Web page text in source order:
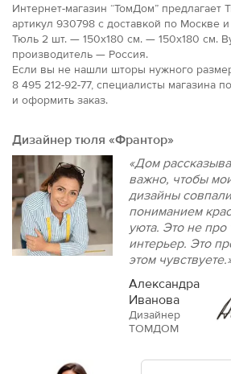
Интернет-магазин “ТомДом” предлагает
артикул 930798 с доставкой по Москве
Тюль 2 шт. — 150х180 см. — 150x180 см.
производитель — Россия.
Если вы не нашли шторы нужного
8 495 212-92-77, специалисты магазина
и оформить заказ.
Дизайнер тюля «Франтор»
«Дом
важно, чтобы
дизайны
пониманием
уюта. Это не про
интерьер. Это
этом
Александра
Иванова
Дизайнер
ТОМДОМ